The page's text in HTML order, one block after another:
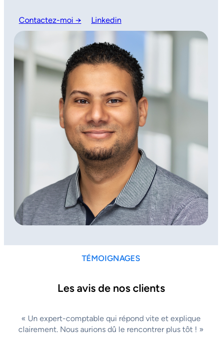
Contactez-moi → Linkedin
TÉMOIGNAGES
Les avis de nos clients
« Un expert-comptable qui répond vite et explique
clairement. Nous aurions dû le rencontrer plus tôt ! »